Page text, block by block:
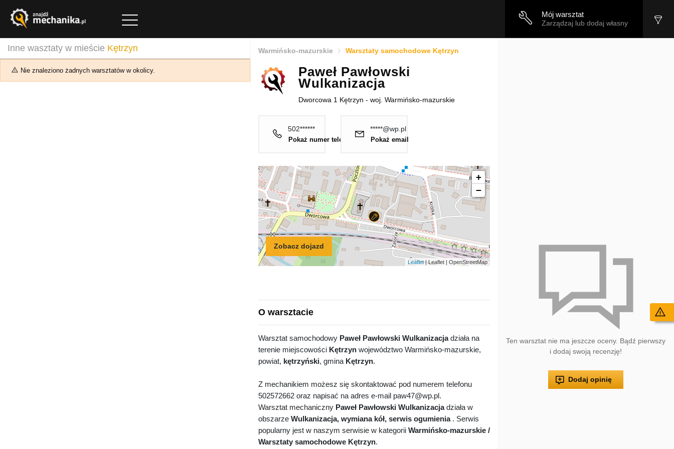
Mój warsztat
Zarządzaj lub dodaj własny
Inne wasztaty w mieście Kętrzyn
Nie znaleziono żadnych warsztatów w okolicy.
Warmińsko-mazurskie Warsztaty samochodowe Kętrzyn
Paweł Pawłowski
Wulkanizacja
Dworcowa 1 Kętrzyn - woj. Warmińsko-mazurskie
502******
Pokaż numer telefonu
*****@wp.pl
Pokaż email
Zobacz dojazd
+
−
Leaflet| Leaflet | OpenStreetMap
O warsztacie
Warsztat samochodowy Paweł Pawłowski Wulkanizacjadziała na
terenie miejscowości Kętrzyn województwo Warmińsko-mazurskie,
powiat, kętrzyński, gmina Kętrzyn.
Z mechanikiem możesz się skontaktować pod numerem telefonu
502572662 oraz napisać na adres e-mail paw47@wp.pl.
Warsztat mechaniczny Paweł Pawłowski Wulkanizacjadziała w
obszarze Wulkanizacja, wymiana kół, serwis ogumienia. Serwis
popularny jest w naszym serwisie w kategorii Warmińsko-mazurskie /
Warsztaty samochodowe Kętrzyn.
Ten warsztat nie ma jeszcze oceny. Bądź pierwszy
i dodaj swoją recenzję!
Dodaj opinię